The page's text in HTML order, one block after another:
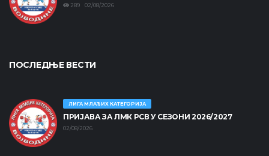
289 02/08/2026
ПОСЛЕДЊЕ ВЕСТИ
ЛИГА МЛАЂИХ КАТЕГОРИЈА
ПРИЈАВА ЗА ЛМК РСВ У СЕЗОНИ 2026/2027
02/08/2026